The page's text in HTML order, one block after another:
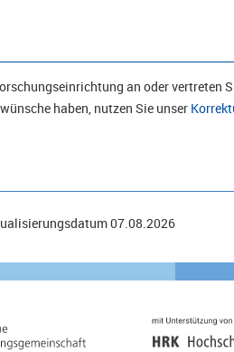
an oder vertreten
haben, nutzen Sie unser
07.08.2026